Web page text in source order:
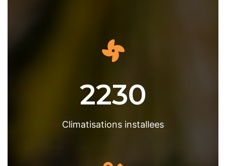
2230
Climatisations installees